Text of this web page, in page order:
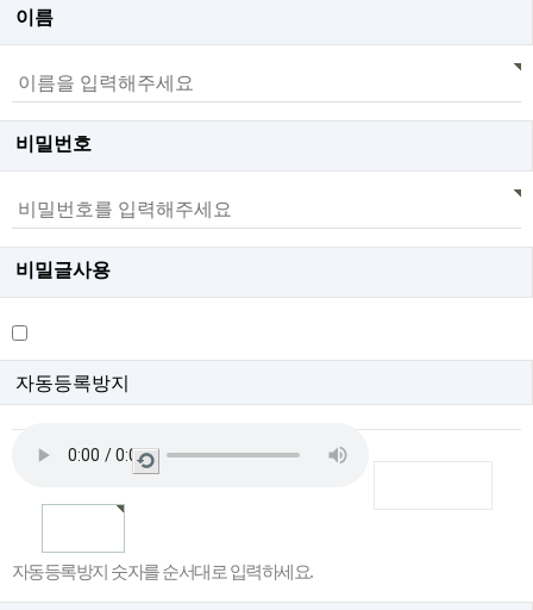
이름
비밀번호
비밀글사용
자동등록방지
새
자동등록방지 숫자를 순서대로 입력하세요.